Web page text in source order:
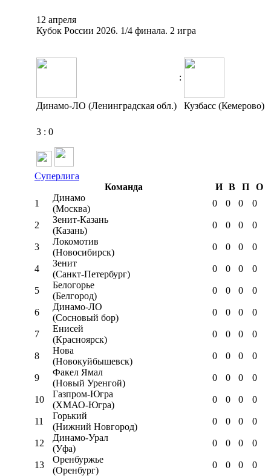
12 апреля
Кубок России 2026. 1/4 финала. 2 игра
:
Динамо-ЛО (Ленинградская обл.) Кузбасс (Кемерово)
3 : 0
Суперлига
Команда
И В П
О
1
Динамо
(Москва)
0 0 0 0
2
Зенит-Казань
(Казань)
0 0 0 0
3
Локомотив
(Новосибирск)
0 0 0 0
4
Зенит
(Санкт-Петербург)
0 0 0 0
5
Белогорье
(Белгород)
0 0 0 0
6
Динамо-ЛО
(Сосновый бор)
0 0 0 0
7
Енисей
(Красноярск)
0 0 0 0
8
Нова
(Новокуйбышевск)
0 0 0 0
9
Факел Ямал
(Новый Уренгой)
0 0 0 0
10
Газпром-Югра
(ХМАО-Югра)
0 0 0 0
11
Горький
(Нижний Новгород)
0 0 0 0
12
Динамо-Урал
(Уфа)
0 0 0 0
13
Оренбуржье
(Оренбург)
0 0 0 0